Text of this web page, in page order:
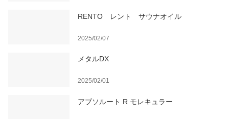
RENTO レント サウナオイル
2025/02/07
メタルDX
2025/02/01
アブソルート R モレキュラー